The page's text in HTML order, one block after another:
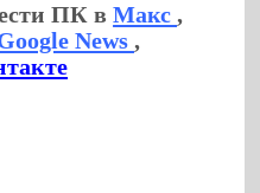
ПК вМакс,
News,